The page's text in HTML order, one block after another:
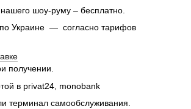
шоу-руму – бесплатно.
Украине — согласно тарифов
получении.
в privat24, monobank
терминал самообслуживания.